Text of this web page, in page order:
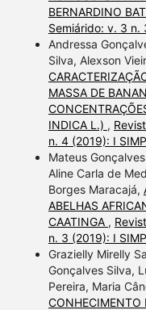
BERNARDINO
Semiárido: v. 3 n.
Andressa
Silva, Alexson
MASSA DE
INDICA L.) ,
n. 4 (2019): I
Mateus
Aline Carla de
Borges Maracajá,
ABELHAS
CAATINGA ,
n. 3 (2019): I
Grazielly Mirelly
Gonçalves Silva,
Pereira, Maria
CONHECIMENTO